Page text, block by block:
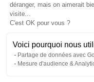
déranger, mais on aimerait
visite...
C'est OK pour vous ?
Voici pourquoi nous
Partage de données avec
Mesure d'audience &